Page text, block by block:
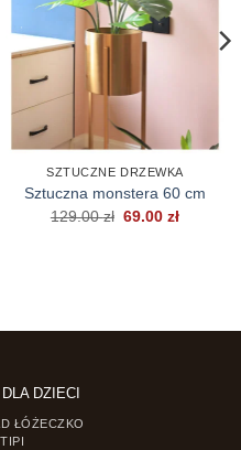
SZTUCZNE DRZEWKA
Sztuczna monstera 60 cm
129.00zł Pierwotna
69.00złAktualna
DZIECI
ŁÓŻECZKO